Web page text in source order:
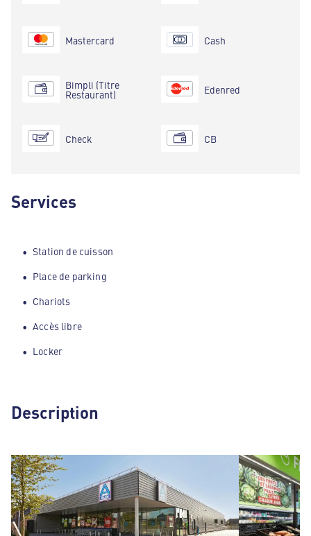
Mastercard
Bimpli (Titre
Restaurant)
Check
Cash
Edenred
CB
Services
Station de cuisson
Place de parking
Chariots
Accès libre
Locker
Description